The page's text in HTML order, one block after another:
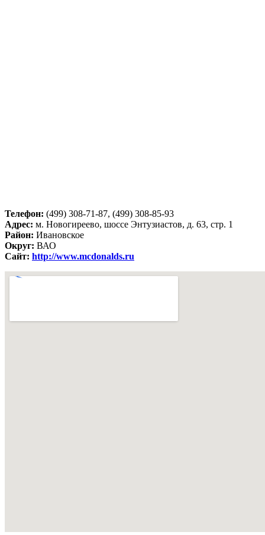
Телефон: (499) 308-71-87, (499) 308-85-93
Адрес: м. Новогиреево, шоссе Энтузиастов, д. 63, стр. 1
Район: Ивановское
Округ: ВАО
Сайт: http://www.mcdonalds.ru